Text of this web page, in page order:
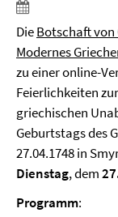
DieBotschaft von
Modernes
zu einer online-
Feierlichkeiten
griechischen
Geburtstags des
27.04.1748 in
Dienstag, dem
Programm: